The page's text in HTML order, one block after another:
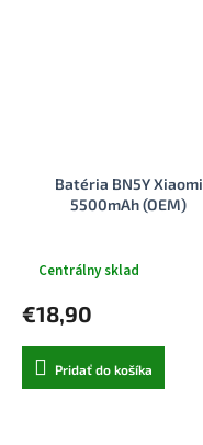
Batéria BN5Y Xiaomi
5500mAh (OEM)
Centrálny sklad
€18,90
Pridať do košíka